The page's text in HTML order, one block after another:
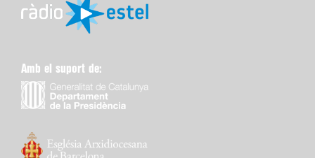
Amb el suport de: